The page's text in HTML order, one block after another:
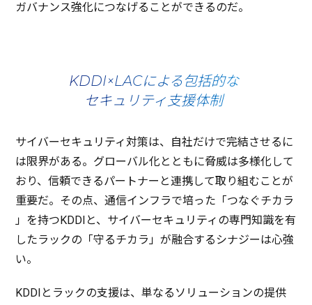
ガバナンス強化につなげることができるのだ。
KDDI×LACによる包括的な
セキュリティ支援体制
サイバーセキュリティ対策は、 自社だけで完結させるに
は 限界がある。 グローバル化とともに脅威は多様化 して
おり、信頼できるパートナー と連携して取り組むことが
重要だ。その点、通信インフラで培った「つなぐチカラ
」を持つKDDIと、 サイバーセキュリティ の専門知識を有
したラックの「守るチカラ」が融合する シナジーは心強
い。
KDDIと ラックの支援は、単なる ソリューションの提供